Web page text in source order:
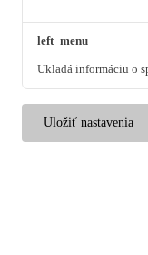
left_menu
Ukladá informáciu o
Uložiť nastavenia